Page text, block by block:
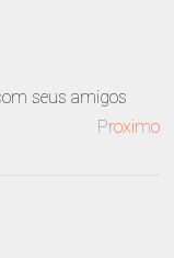
seus amigos
Proximo